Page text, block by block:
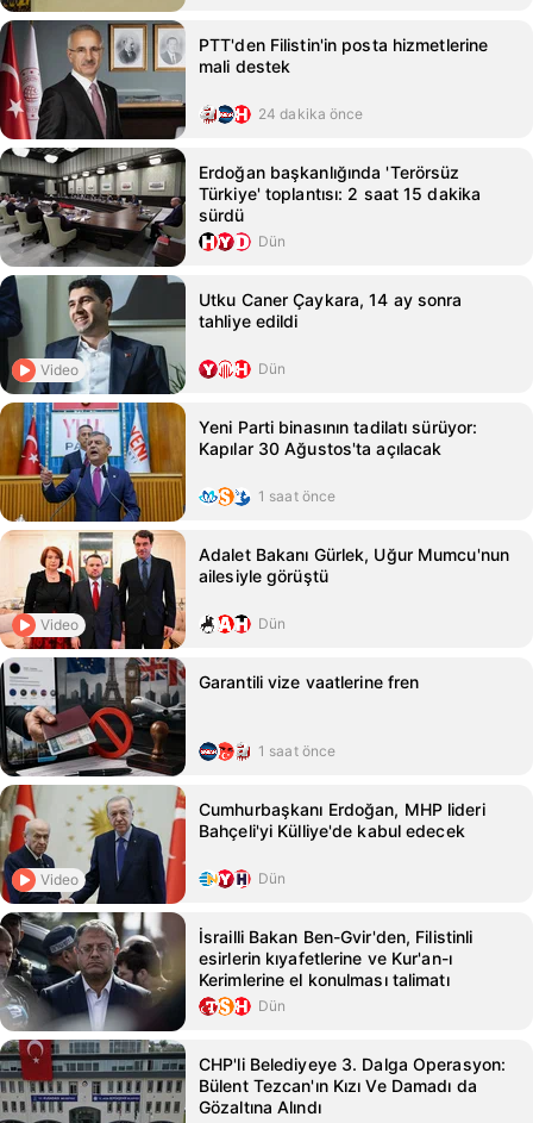
PTT'den Filistin'in posta hizmetlerine
mali destek
24 dakika önce
Erdoğan başkanlığında 'Terörsüz
Türkiye' toplantısı: 2 saat 15 dakika
sürdü
Dün
Video
Utku Caner Çaykara, 14 ay sonra
tahliye edildi
Dün
Yeni Parti binasının tadilatı sürüyor:
Kapılar 30 Ağustos'ta açılacak
1 saat önce
Video
Adalet Bakanı Gürlek, Uğur Mumcu'nun
ailesiyle görüştü
Dün
Garantili vize vaatlerine fren
1 saat önce
Video
Cumhurbaşkanı Erdoğan, MHP lideri
Bahçeli'yi Külliye'de kabul edecek
Dün
İsrailli Bakan Ben-Gvir'den, Filistinli
esirlerin kıyafetlerine ve Kur'an-ı
Kerimlerine el konulması talimatı
Dün
CHP'li Belediyeye 3. Dalga Operasyon:
Bülent Tezcan'ın Kızı Ve Damadı da
Gözaltına Alındı